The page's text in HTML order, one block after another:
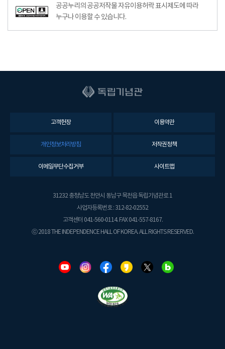
공공누리의 공공저작물 자유이용허락 표시제도에 따라
누구나 이용할 수 있습니다.
고객헌장 이용약관
개인정보처리방침 저작권정책
이메일무단수집거부 사이트맵
31232 충청남도 천안시 동남구 목천읍 독립기념관로 1
사업자등록번호 : 312-82-02552
고객센터 041-560-0114. FAX 041-557-8167.
ⓒ 2018 THE INDEPENDENCE HALL OF KOREA. ALL RIGHTS RESERVED.